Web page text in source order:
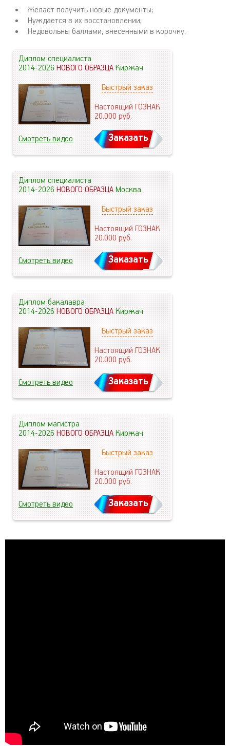
Желает получить новые документы;
Нуждается в их восстановлении;
Недовольны баллами, внесенными в корочку.
Диплом специалиста
2014-2026НОВОГО ОБРАЗЦАКиржач
Быстрый заказ
Настоящий ГОЗНАК
20.000руб.
Смотреть видео Заказать
Диплом специалиста
2014-2026НОВОГО ОБРАЗЦАМосква
Быстрый заказ
Настоящий ГОЗНАК
20.000руб.
Смотреть видео Заказать
Диплом бакалавра
2014-2026НОВОГО ОБРАЗЦАКиржач
Быстрый заказ
Настоящий ГОЗНАК
20.000руб.
Смотреть видео Заказать
Диплом магистра
2014-2026НОВОГО ОБРАЗЦАКиржач
Быстрый заказ
Настоящий ГОЗНАК
20.000руб.
Смотреть видео Заказать